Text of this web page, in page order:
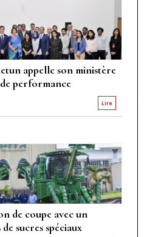
appelle son ministère
performance
Lire
de coupe avec un
sucres spéciaux